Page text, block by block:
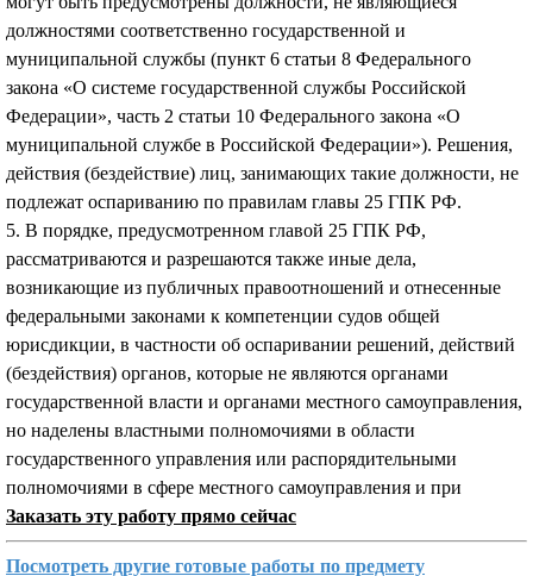
должностями соответственно государственной и
муниципальной службы (пункт 6 статьи 8 Федерального
закона «О системе государственной службы Российской
Федерации», часть 2 статьи 10 Федерального закона «О
муниципальной службе в Российской Федерации»). Решения,
действия (бездействие) лиц, занимающих такие должности, не
подлежат оспариванию по правилам главы 25 ГПК РФ.
5. В порядке, предусмотренном главой 25 ГПК РФ,
рассматриваются и разрешаются также иные дела,
возникающие из публичных правоотношений и отнесенные
федеральными законами к компетенции судов общей
юрисдикции, в частности об оспаривании решений, действий
(бездействия) органов, которые не являются органами
государственной власти и органами местного самоуправления,
но наделены властными полномочиями в области
государственного управления или распорядительными
полномочиями в сфере местного самоуправления и при
Заказать эту работу прямо сейчас
Посмотреть другие готовые работы по предмету